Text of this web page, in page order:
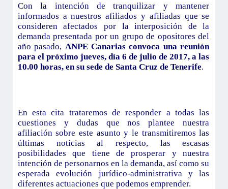
Con la intención de tranquilizar y mantener
informados a nuestros afiliados y afiliadas que se
consideren afectados por la interposición de la
demanda presentada por un grupo de opositores del
año pasado, ANPE Canarias convoca una reunión
para el próximo jueves, día 6 de julio de 2017, a las
10.00 horas, en su sede de Santa Cruz de Tenerife.
En esta cita trataremos de responder a todas las
cuestiones y dudas que nos plantee nuestra
afiliación sobre este asunto y le transmitiremos las
últimas noticias al respecto, las escasas
posibilidades que tiene de prosperar y nuestra
intención de personarnos en la demanda, así como su
esperada evolución jurídico-administrativa y las
diferentes actuaciones que podemos emprender.